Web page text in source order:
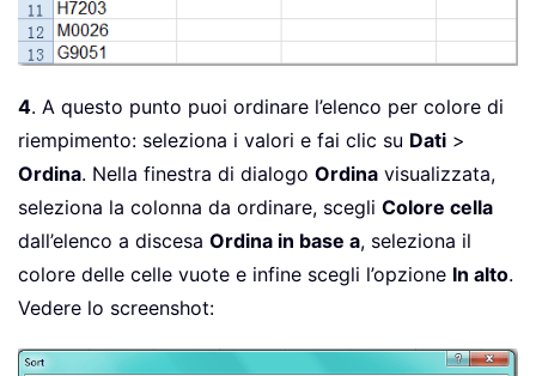
4. A questo punto puoi ordinare l’elenco per colore di
riempimento: seleziona i valori e fai clic su Dati >
Ordina. Nella finestra di dialogo Ordina visualizzata,
seleziona la colonna da ordinare, scegli Colore cella
dall’elenco a discesa Ordina in base a, seleziona il
colore delle celle vuote e infine scegli l’opzione In alto.
Vedere lo screenshot: